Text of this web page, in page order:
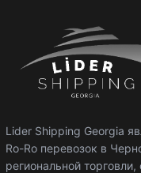
Lider Shipping Georgia
Ro-Ro перевозок в
региональной